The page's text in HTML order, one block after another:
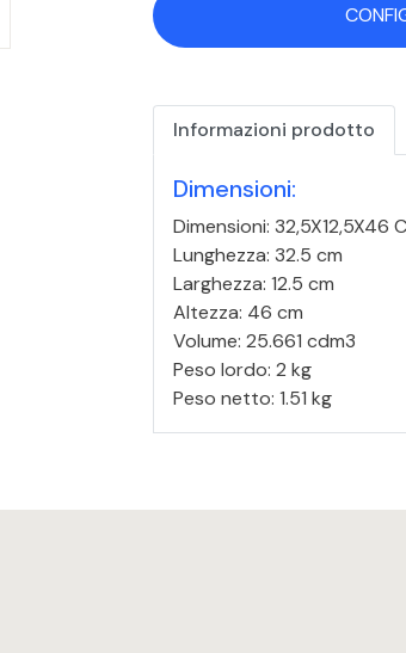
Informazioni prodotto
Dimensioni:
Dimensioni: 32,5X12,5X46
Lunghezza: 32.5 cm
Larghezza: 12.5 cm
Altezza: 46 cm
Volume: 25.661 cdm3
Peso lordo: 2 kg
Peso netto: 1.51 kg